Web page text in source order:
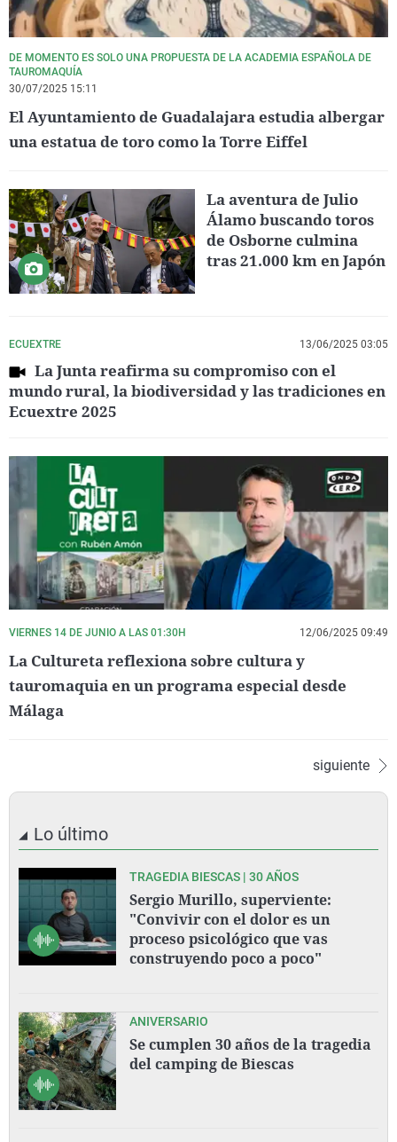
DE MOMENTO ES SOLO UNA PROPUESTA DE LA ACADEMIA ESPAÑOLA DE
TAUROMAQUÍA
30/07/2025 15:11
El Ayuntamiento de Guadalajara estudia albergar
una estatua de toro como la Torre Eiffel
La aventura de Julio
Álamo buscando toros
de Osborne culmina
tras 21.000 km en Japón
ECUEXTRE 13/06/2025 03:05
La Junta reafirma su compromiso con el
mundo rural, la biodiversidad y las tradiciones en
Ecuextre 2025
VIERNES 14 DE JUNIO A LAS 01:30H 12/06/2025 09:49
La Cultureta reflexiona sobre cultura y
tauromaquia en un programa especial desde
Málaga
siguiente
Lo último
TRAGEDIA BIESCAS | 30 AÑOS
Sergio Murillo, superviente:
"Convivir con el dolor es un
proceso psicológico que vas
construyendo poco a poco"
ANIVERSARIO
Se cumplen 30 años de la tragedia
del camping de Biescas